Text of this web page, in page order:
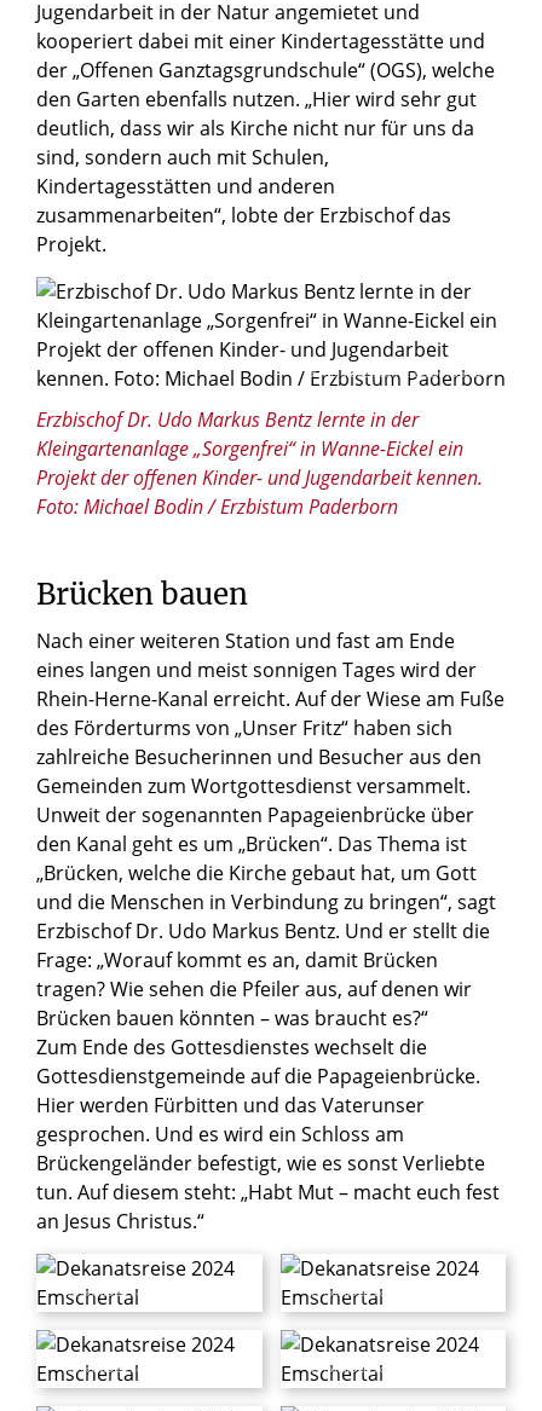
Jugendarbeit in der Natur angemietet und
kooperiert dabei mit einer Kindertagesstätte und
der „Offenen Ganztagsgrundschule“ (OGS), welche
den Garten ebenfalls nutzen. „Hier wird sehr gut
deutlich, dass wir als Kirche nicht nur für uns da
sind, sondern auch mit Schulen,
Kindertagesstätten und anderen
zusammenarbeiten“, lobte der Erzbischof das
Projekt.
© Foto: Michael Bodin / Erzbistum Paderborn
Erzbischof Dr. Udo Markus Bentz lernte in der
Kleingartenanlage „Sorgenfrei“ in Wanne-Eickel ein
Projekt der offenen Kinder- und Jugendarbeit kennen.
Foto: Michael Bodin / Erzbistum Paderborn
Brücken bauen
Nach einer weiteren Station und fast am Ende
eines langen und meist sonnigen Tages wird der
Rhein-Herne-Kanal erreicht. Auf der Wiese am Fuße
des Förderturms von „Unser Fritz“ haben sich
zahlreiche Besucherinnen und Besucher aus den
Gemeinden zum Wortgottesdienst versammelt.
Unweit der sogenannten Papageienbrücke über
den Kanal geht es um „Brücken“. Das Thema ist
„Brücken, welche die Kirche gebaut hat, um Gott
und die Menschen in Verbindung zu bringen“, sagt
Erzbischof Dr. Udo Markus Bentz. Und er stellt die
Frage: „Worauf kommt es an, damit Brücken
tragen? Wie sehen die Pfeiler aus, auf denen wir
Brücken bauen könnten – was braucht es?“
Zum Ende des Gottesdienstes wechselt die
Gottesdienstgemeinde auf die Papageienbrücke.
Hier werden Fürbitten und das Vaterunser
gesprochen. Und es wird ein Schloss am
Brückengeländer befestigt, wie es sonst Verliebte
tun. Auf diesem steht: „Habt Mut – macht euch fest
an Jesus Christus.“
© Foto: Michael Bodin / Erzbistum Paderborn © Foto: Michael Bodin / Erzbistum Paderborn
© Foto: Michael Bodin / Erzbistum Paderborn © Foto: Michael Bodin / Erzbistum Paderborn